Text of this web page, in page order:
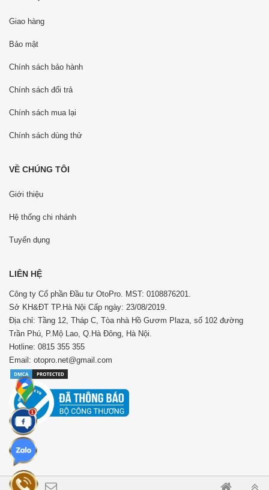
Giao hàng
Bảo mật
Chính sách bảo hành
Chính sách đổi trả
Chính sách mua lại
Chính sách dùng thử
VỀ CHÚNG TÔI
Giới thiệu
Hệ thống chi nhánh
Tuyển dụng
LIÊN HỆ
Công ty Cổ phần Đầu tư OtoPro. MST: 0108876201.
Sở KH&ĐT TP.Hà Nội Cấp ngày: 23/08/2019.
Địa chỉ: Tầng 12, Tháp C, Tòa nhà Hồ Gươm Plaza, số 102 đường
Trần Phú, P.Mộ Lao, Q.Hà Đông, Hà Nội.
Hotline: 0815 355 355
Email: otopro.net@gmail.com